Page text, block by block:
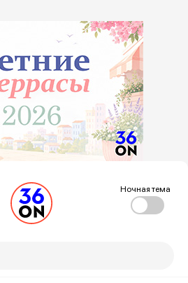
Ночная тема